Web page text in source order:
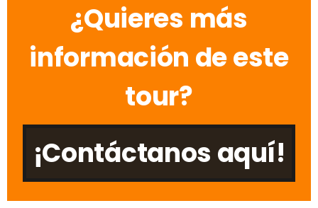
¿Quieres más
información de este
tour?
¡Contáctanos aquí!